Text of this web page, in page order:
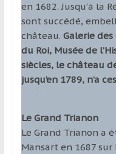
en 1682. Jusqu’à la
sont succédé,
château. Galerie
du Roi, Musée de
siècles, le château
jusqu’en 1789, n’a
Le Grand Trianon
Le Grand Trianon a
Mansart en 1687